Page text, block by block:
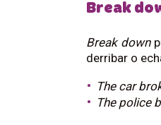
Break
Break down
derribar o
The car
The police